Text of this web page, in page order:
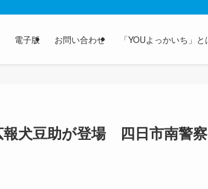
電子版 お問い合わせ 「YOUよっかいち」と
報犬豆助が登場 四日市南警察